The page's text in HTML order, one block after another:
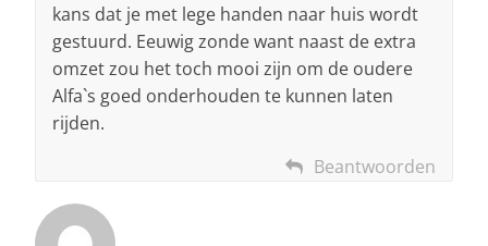
kans dat je met lege handen naar huis wordt
gestuurd. Eeuwig zonde want naast de extra
omzet zou het toch mooi zijn om de oudere
Alfa`s goed onderhouden te kunnen laten
rijden.
Beantwoorden